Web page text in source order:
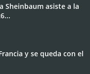
Sheinbaum asiste a la
y se queda con el